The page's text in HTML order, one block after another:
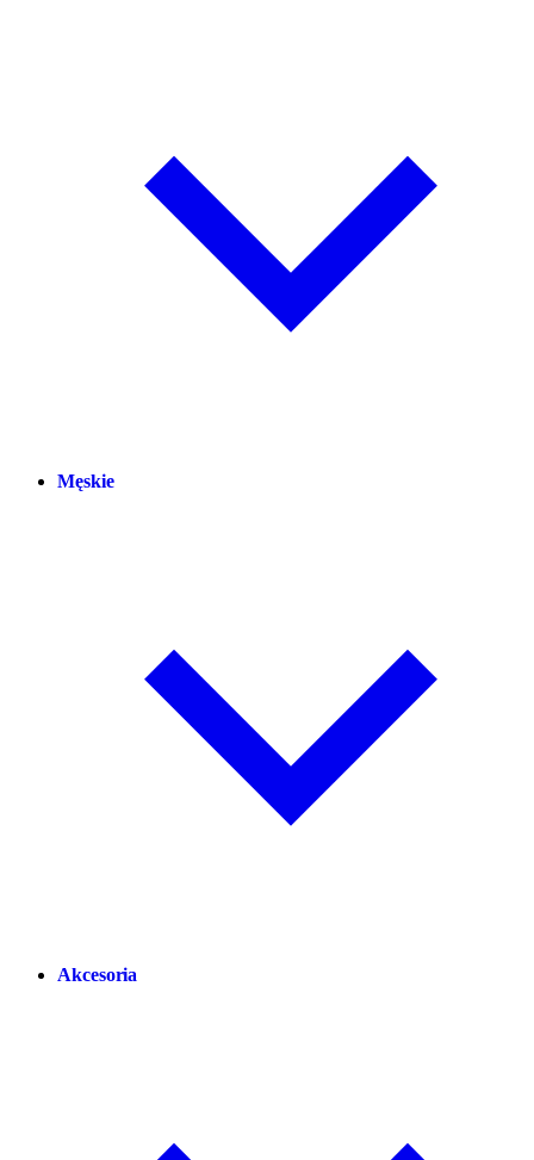
Męskie
Akcesoria